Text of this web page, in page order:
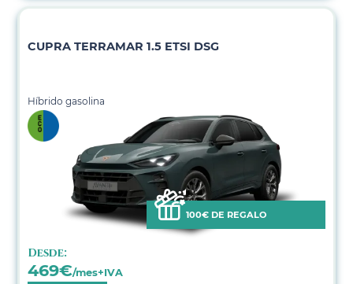
CUPRA TERRAMAR 1.5 ETSI DSG
Híbrido gasolina
100€ DE REGALO
Desde:
469€/mes+IVA